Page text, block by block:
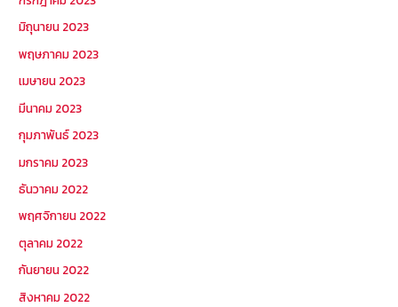
มิถุนายน 2023
พฤษภาคม 2023
เมษายน 2023
มีนาคม 2023
กุมภาพันธ์ 2023
มกราคม 2023
ธันวาคม 2022
พฤศจิกายน 2022
ตุลาคม 2022
กันยายน 2022
สิงหาคม 2022